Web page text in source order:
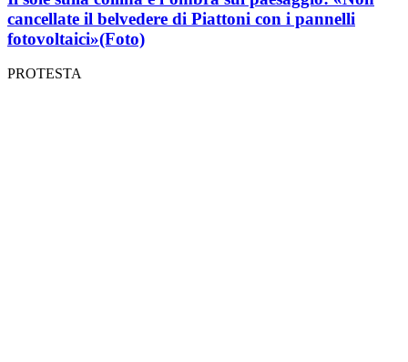
cancellate il belvedere di Piattoni con i pannelli
fotovoltaici»(Foto)
PROTESTA